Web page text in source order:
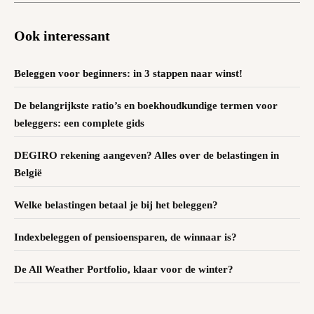
Ook interessant
Beleggen voor beginners: in 3 stappen naar winst!
De belangrijkste ratio’s en boekhoudkundige termen voor
beleggers: een complete gids
DEGIRO rekening aangeven? Alles over de belastingen in
België
Welke belastingen betaal je bij het beleggen?
Indexbeleggen of pensioensparen, de winnaar is?
De All Weather Portfolio, klaar voor de winter?